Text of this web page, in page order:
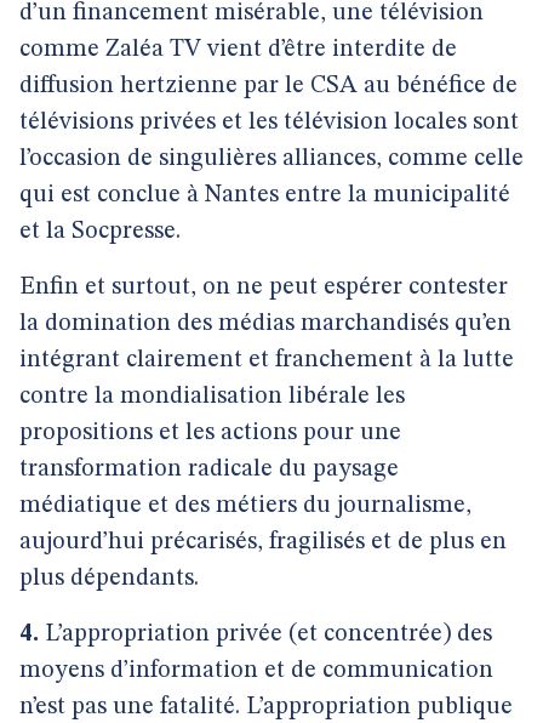
d’un financement misérable, une télévision
comme Zaléa TV vient d’être interdite de
diffusion hertzienne par le CSA au bénéfice de
télévisions privées et les télévision locales sont
l’occasion de singulières alliances, comme celle
qui est conclue à Nantes entre la municipalité
et la Socpresse.
Enfin et surtout, on ne peut espérer contester
la domination des médias marchandisés qu’en
intégrant clairement et franchement à la lutte
contre la mondialisation libérale les
propositions et les actions pour une
transformation radicale du paysage
médiatique et des métiers du journalisme,
aujourd’hui précarisés, fragilisés et de plus en
plus dépendants.
4. L’appropriation privée (et concentrée) des
moyens d’information et de communication
n’est pas une fatalité. L’appropriation publique